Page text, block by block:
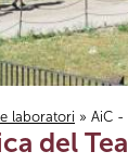
laboratori » AiC -
del